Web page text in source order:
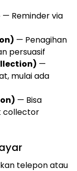
— Reminder via
— Penagihan
persuasif
—
mulai ada
— Bisa
collector
telepon atau